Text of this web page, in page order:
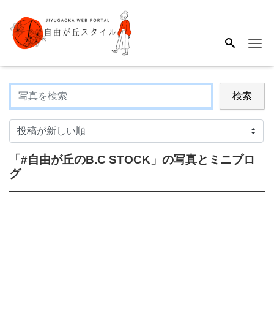
検索
「#自由が丘のB.C STOCK」 の写真とミニブロ
グ